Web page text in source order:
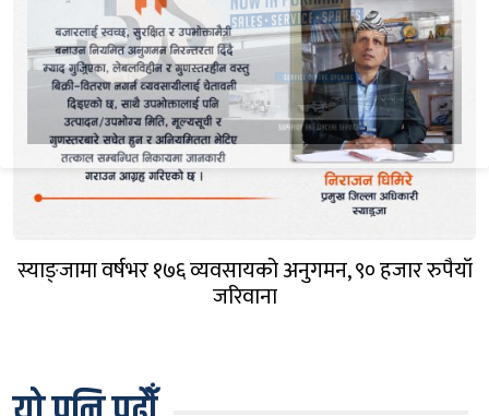
स्याङ्जामा वर्षभर १७६ व्यवसायको अनुगमन, ९० हजार रुपैयाँ
जरिवाना